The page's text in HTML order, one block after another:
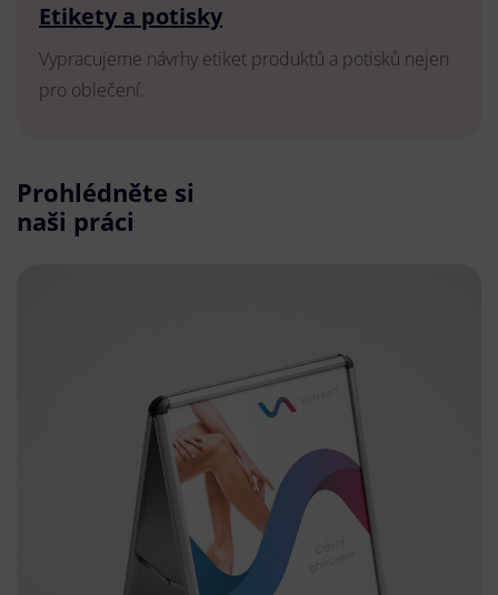
Etikety a potisky
Vypracujeme návrhy etiket produktů a potisků nejen
pro oblečení.
Prohlédněte si
naši práci